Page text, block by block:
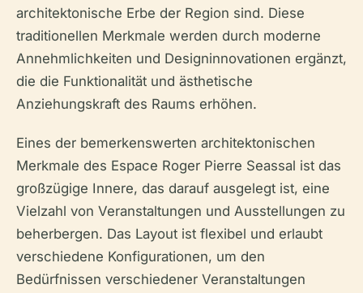
architektonische Erbe der Region sind. Diese
traditionellen Merkmale werden durch moderne
Annehmlichkeiten und Designinnovationen ergänzt,
die die Funktionalität und ästhetische
Anziehungskraft des Raums erhöhen.
Eines der bemerkenswerten architektonischen
Merkmale des Espace Roger Pierre Seassal ist das
großzügige Innere, das darauf ausgelegt ist, eine
Vielzahl von Veranstaltungen und Ausstellungen zu
beherbergen. Das Layout ist flexibel und erlaubt
verschiedene Konfigurationen, um den
Bedürfnissen verschiedener Veranstaltungen